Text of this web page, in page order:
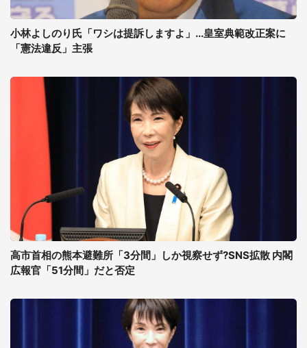
小林よしのり氏「ワシは提訴しますよ」...皇室典範改正案に
「憲法違反」主張
高市首相の熊本避難所「3分間」しか視察せず?SNS拡散 内閣
広報官「51分間」だと否定